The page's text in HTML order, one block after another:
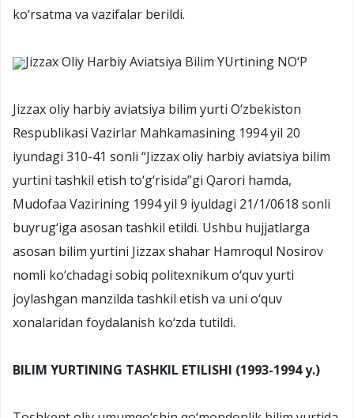
ko‘rsatma va vazifalar berildi.
Jizzax Oliy Harbiy Aviatsiya Bilim YUrtining NO‘P
Jizzax oliy harbiy aviatsiya bilim yurti O‘zbekiston
Respublikasi Vazirlar Mahkamasining 1994 yil 20
iyundagi 310-41 sonli “Jizzax oliy harbiy aviatsiya bilim
yurtini tashkil etish to‘g‘risida”gi Qarori hamda,
Mudofaa Vazirining 1994 yil 9 iyuldagi 21/1/0618 sonli
buyrug‘iga asosan tashkil etildi. Ushbu hujjatlarga
asosan bilim yurtini Jizzax shahar Hamroqul Nosirov
nomli ko‘chadagi sobiq politexnikum o‘quv yurti
joylashgan manzilda tashkil etish va uni o‘quv
xonalaridan foydalanish ko‘zda tutildi.
BILIM YURTINING TASHKIL ETILISHI (1993-1994 y.)